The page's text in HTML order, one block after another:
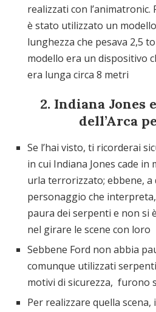
realizzati con
è stato utilizzato un
lunghezza che pesava 2,5
modello era un dispositivo
era lunga circa 8 metri
2. Indiana Jones
dell’Arca
Se l’hai visto, ti ricorderai
in cui Indiana Jones cade in
urla terrorizzato; ebbene, a
personaggio che
paura dei serpenti e non si
nel girare le scene con loro
Sebbene Ford non abbia
comunque utilizzati
motivi di sicurezza, furono
Per realizzare quella scena,